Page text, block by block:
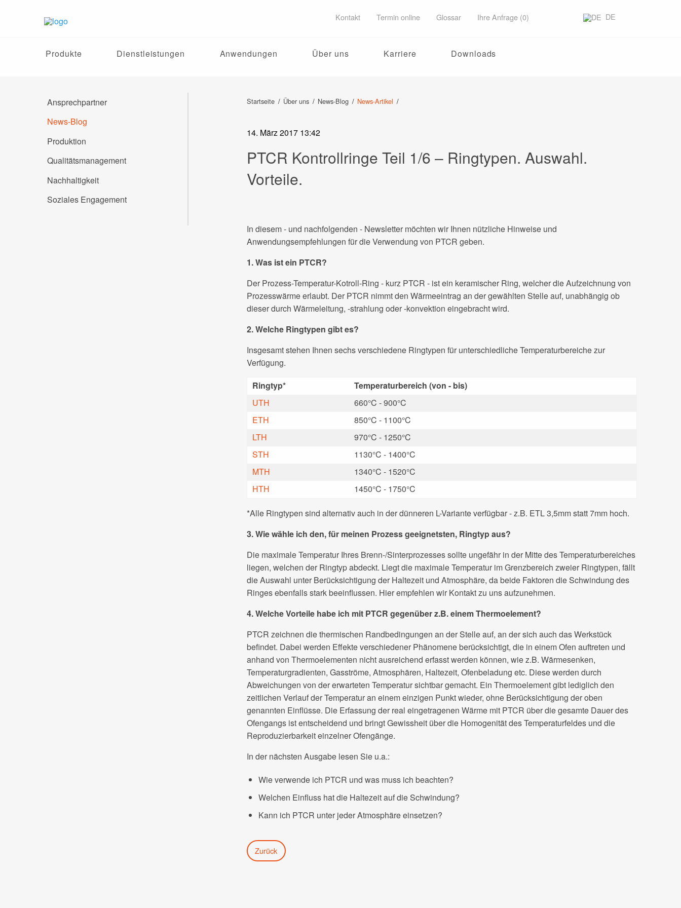
Kontakt Termin online Glossar Ihre Anfrage (0) DE
Produkte Dienstleistungen Anwendungen Über uns Karriere Downloads
Ansprechpartner
News-Blog
Produktion
Qualitätsmanagement
Nachhaltigkeit
Soziales Engagement
Startseite / Über uns / News-Blog / News-Artikel /
14. März 2017 13:42
PTCR Kontrollringe Teil 1/6 – Ringtypen. Auswahl.
Vorteile.
In diesem - und nachfolgenden - Newsletter möchten wir Ihnen nützliche Hinweise und
Anwendungsempfehlungen für die Verwendung von PTCR geben.
1. Was ist ein PTCR?
Der Prozess-Temperatur-Kotroll-Ring - kurz PTCR - ist ein keramischer Ring, welcher die Aufzeichnung von
Prozesswärme erlaubt. Der PTCR nimmt den Wärmeeintrag an der gewählten Stelle auf, unabhängig ob
dieser durch Wärmeleitung, -strahlung oder -konvektion eingebracht wird.
2.Welche Ringtypen gibt es?
Insgesamt stehen Ihnen sechs verschiedene Ringtypen für unterschiedliche Temperaturbereiche zur
Verfügung.
Ringtyp*
Temperaturbereich (von - bis)
UTH
660°C - 900°C
ETH
850°C - 1100°C
LTH
970°C - 1250°C
STH
1130°C - 1400°C
MTH
1340°C - 1520°C
HTH
1450°C - 1750°C
*Alle Ringtypen sind alternativ auch in der dünneren L-Variante verfügbar - z.B. ETL 3,5mm statt 7mm hoch.
3. Wie wähle ich den, für meinen Prozess geeignetsten, Ringtyp aus?
Die maximale Temperatur Ihres Brenn-/Sinterprozesses sollte ungefähr in der Mitte des Temperaturbereiches
liegen, welchen der Ringtyp abdeckt. Liegt die maximale Temperatur im Grenzbereich zweier Ringtypen, fällt
die Auswahl unter Berücksichtigung der Haltezeit und Atmosphäre, da beide Faktoren die Schwindung des
Ringes ebenfalls stark beeinflussen. Hier empfehlen wir Kontakt zu uns aufzunehmen.
4. Welche Vorteile habe ich mit PTCR gegenüber z.B. einem Thermoelement?
PTCR zeichnen die thermischen Randbedingungen an der Stelle auf, an der sich auch das Werkstück
befindet. Dabei werden Effekte verschiedener Phänomene berücksichtigt, die in einem Ofen auftreten und
anhand von Thermoelementen nicht ausreichend erfasst werden können, wie z.B. Wärmesenken,
Temperaturgradienten, Gasströme, Atmosphären, Haltezeit, Ofenbeladung etc. Diese werden durch
Abweichungen von der erwarteten Temperatur sichtbar gemacht. Ein Thermoelement gibt lediglich den
zeitlichen Verlauf der Temperatur an einem einzigen Punkt wieder, ohne Berücksichtigung der oben
genannten Einflüsse. Die Erfassung der real eingetragenen Wärme mit PTCR über die gesamte Dauer des
Ofengangs ist entscheidend und bringt Gewissheit über die Homogenität des Temperaturfeldes und die
Reproduzierbarkeit einzelner Ofengänge.
In der nächsten Ausgabe lesen Sie u.a.:
Wie verwende ich PTCR und was muss ich beachten?
Welchen Einfluss hat die Haltezeit auf die Schwindung?
Kann ich PTCR unter jeder Atmosphäre einsetzen?
Zurück